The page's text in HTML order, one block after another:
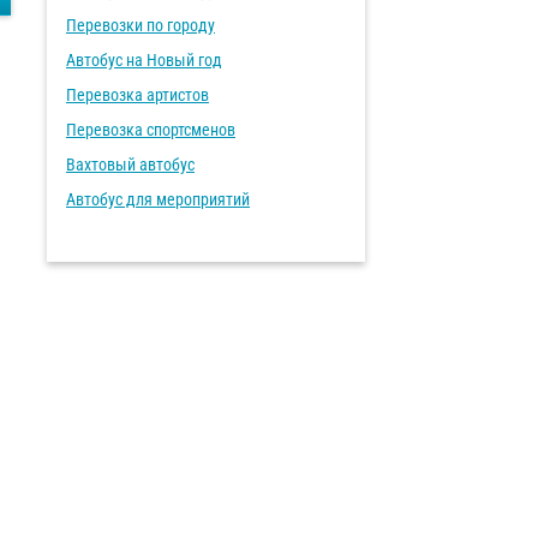
Перевозки по городу
Автобус на Новый год
Перевозка артистов
Перевозка спортсменов
Вахтовый автобус
Автобус для мероприятий